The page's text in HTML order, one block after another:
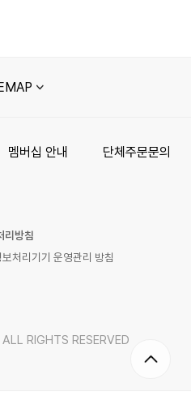
멤버십 안내 단체주문문의
리방침
처리기기 운영관리 방침
RIGHTS RESERVED